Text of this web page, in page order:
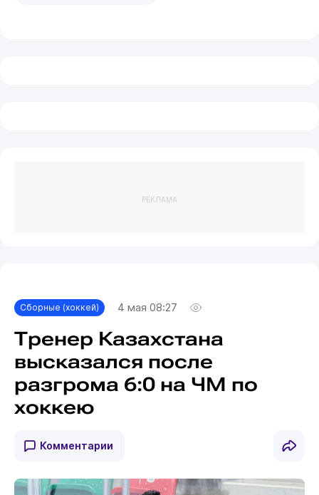
РЕКЛАМА
Сборные (хоккей) 4 мая 08:27
Тренер Казахстана
высказался после
разгрома 6:0 на ЧМ по
хоккею
Комментарии